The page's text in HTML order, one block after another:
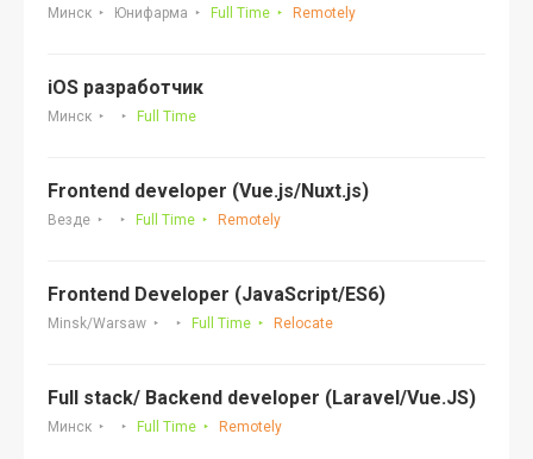
Минск Юнифарма Full Time Remotely
iOS разработчик
Минск Full Time
Frontend developer (Vue.js/Nuxt.js)
Везде Full Time Remotely
Frontend Developer (JavaScript/ES6)
Minsk/Warsaw Full Time Relocate
Full stack/ Backend developer (Laravel/Vue.JS)
Минск Full Time Remotely